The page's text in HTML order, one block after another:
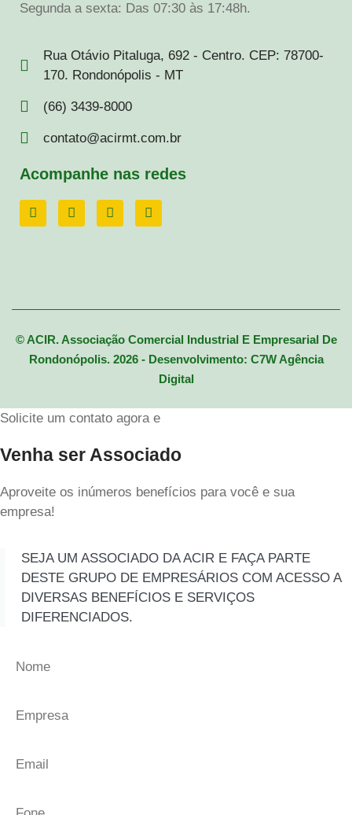
Segunda a sexta: Das 07:30 às 17:48h.
Rua Otávio Pitaluga, 692 - Centro. CEP: 78700-
170. Rondonópolis - MT
(66) 3439-8000
contato@acirmt.com.br
Acompanhe nas redes
© ACIR. Associação Comercial Industrial E Empresarial De
Rondonópolis. 2026 - Desenvolvimento: C7W Agência
Digital
Solicite um contato agora e
Venha ser Associado
Aproveite os inúmeros benefícios para você e sua
empresa!
SEJA UM ASSOCIADO DA ACIR E FAÇA PARTE
DESTE GRUPO DE EMPRESÁRIOS COM ACESSO A
DIVERSAS BENEFÍCIOS E SERVIÇOS
DIFERENCIADOS.